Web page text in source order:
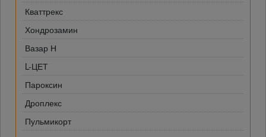
Кваттрекс
Хондрозамин
Вазар Н
L-ЦЕТ
Пароксин
Дроплекс
Пульмикорт